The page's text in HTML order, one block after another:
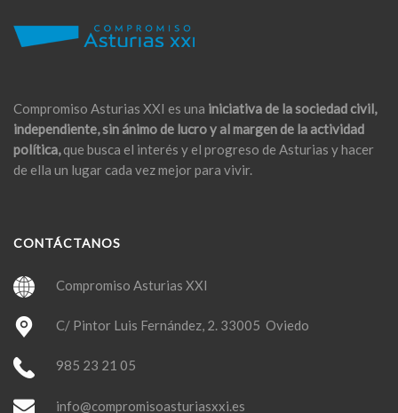
Compromiso Asturias XXI es una iniciativa de la sociedad civil,
independiente, sin ánimo de lucro y al margen de la actividad
política,que busca el interés y el progreso de Asturias y hacer
de ella un lugar cada vez mejor para vivir.
CONTÁCTANOS
Compromiso Asturias XXI
C/ Pintor Luis Fernández, 2. 33005 Oviedo
985 23 21 05
info@compromisoasturiasxxi.es